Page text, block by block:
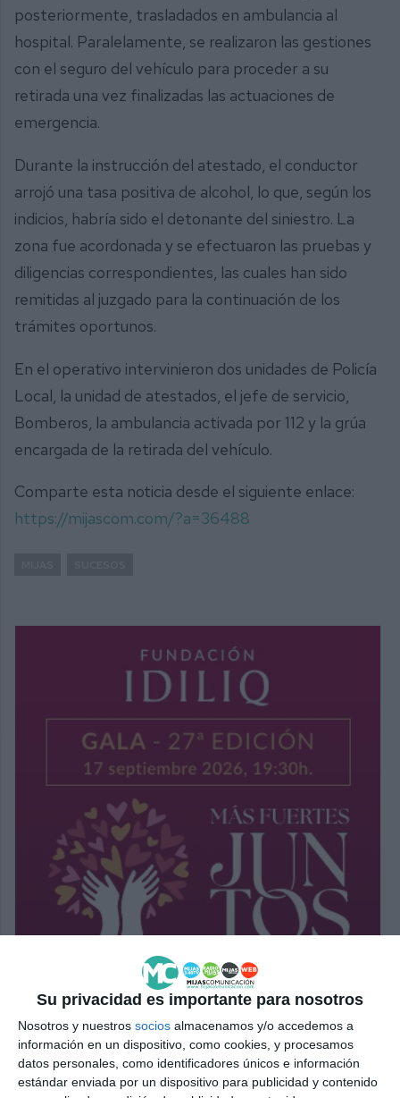
Su privacidad es importante para nosotros
Nosotros y nuestros socios almacenamos y/o accedemos a
información en un dispositivo, como cookies, y procesamos
datos personales, como identificadores únicos e información
estándar enviada por un dispositivo para publicidad y contenido
posteriormente, trasladados en ambulancia al
hospital. Paralelamente, se realizaron las gestiones
con el seguro del vehículo para proceder a su
retirada una vez finalizadas las actuaciones de
emergencia.
Durante la instrucción del atestado, el conductor
arrojó una tasa positiva de alcohol, lo que, según los
indicios, habría sido el detonante del siniestro. La
zona fue acordonada y se efectuaron las pruebas y
diligencias correspondientes, las cuales han sido
remitidas al juzgado para la continuación de los
trámites oportunos.
En el operativo intervinieron dos unidades de Policía
Local, la unidad de atestados, el jefe de servicio,
Bomberos, la ambulancia activada por 112 y la grúa
encargada de la retirada del vehículo.
Comparte esta noticia desde el siguiente enlace:
https://mijascom.com/?a=36488